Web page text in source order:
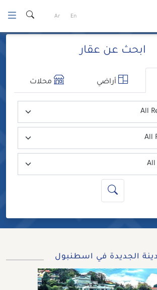
En
Ar
ابحث عن عقار
أراضي محلات
الجديدة في اسطنبول